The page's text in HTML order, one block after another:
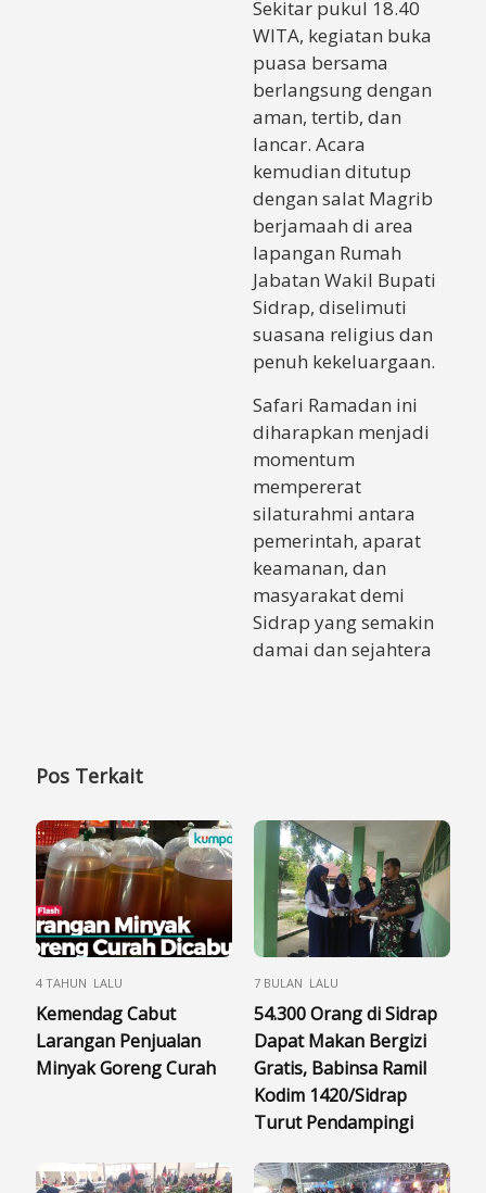
Sekitar pukul 18.40
WITA, kegiatan buka
puasa bersama
berlangsung dengan
aman, tertib, dan
lancar. Acara
kemudian ditutup
dengan salat Magrib
berjamaah di area
lapangan Rumah
Jabatan Wakil Bupati
Sidrap, diselimuti
suasana religius dan
penuh kekeluargaan.
Safari Ramadan ini
diharapkan menjadi
momentum
mempererat
silaturahmi antara
pemerintah, aparat
keamanan, dan
masyarakat demi
Sidrap yang semakin
damai dan sejahtera
Pos Terkait
4 TAHUN LALU
Kemendag Cabut
Larangan Penjualan
Minyak Goreng Curah
7 BULAN LALU
54.300 Orang di Sidrap
Dapat Makan Bergizi
Gratis, Babinsa Ramil
Kodim 1420/Sidrap
Turut Pendampingi